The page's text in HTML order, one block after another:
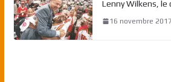
Lenny Wilkens, le
16 novembre 2017